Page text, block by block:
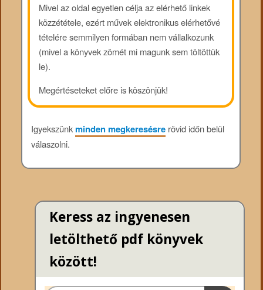
Mivel az oldal egyetlen célja az elérhető linkek
közzététele, ezért művek elektronikus elérhetővé
tételére semmilyen formában nem vállalkozunk
(mivel a könyvek zömét mi magunk sem töltöttük
le).
Megértéseteket előre is köszönjük!
Igyekszünkminden megkeresésrerövid időn belül
válaszolni.
Keress az ingyenesen
letölthető pdf könyvek
között!